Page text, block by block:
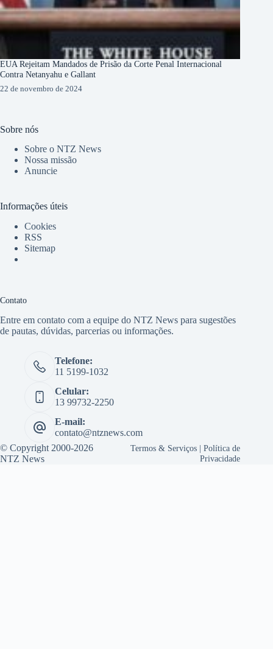
EUA Rejeitam Mandados de Prisão da Corte Penal Internacional
Contra Netanyahu e Gallant
22 de novembro de 2024
Sobre nós
Sobre o NTZ News
Nossa missão
Anuncie
Informações úteis
Cookies
RSS
Sitemap
Contato
Entre em contato com a equipe do NTZ News para sugestões
de pautas, dúvidas, parcerias ou informações.
Telefone:
11 5199-1032
Celular:
13 99732-2250
E-mail:
contato@ntznews.com
© Copyright 2000-2026
NTZ News
Termos & Serviços |Política de
Privacidade